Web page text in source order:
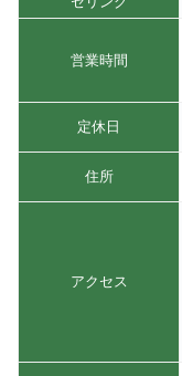
営業時間
定休日
住所
アクセス